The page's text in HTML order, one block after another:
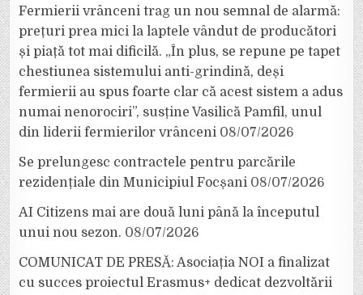
Fermierii vrânceni trag un nou semnal de alarmă:
prețuri prea mici la laptele vândut de producători
și piață tot mai dificilă. „În plus, se repune pe tapet
chestiunea sistemului anti-grindină, deși
fermierii au spus foarte clar că acest sistem a adus
numai nenorociri”, susține Vasilică Pamfil, unul
din liderii fermierilor vrânceni 08/07/2026
Se prelungesc contractele pentru parcările
rezidențiale din Municipiul Focșani 08/07/2026
AI Citizens mai are două luni până la începutul
unui nou sezon. 08/07/2026
COMUNICAT DE PRESĂ: Asociația NOI a finalizat
cu succes proiectul Erasmus+ dedicat dezvoltării